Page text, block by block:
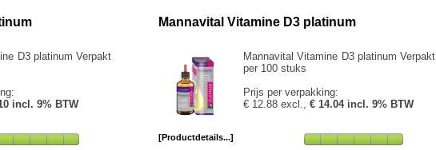
D3 platinum Verpakt
incl. 9% BTW
Mannavital Vitamine D3 platinum
Mannavital Vitamine D3 platinum Verpakt
per 100 stuks
Prijs per verpakking:
€ 12.88 excl., € 14.04 incl. 9% BTW
[Productdetails...]